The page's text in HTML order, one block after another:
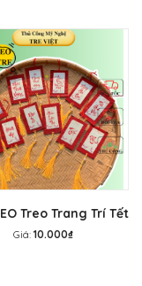
Treo Trang Trí Tết
mành tre treo mai
Giá: 10.000₫